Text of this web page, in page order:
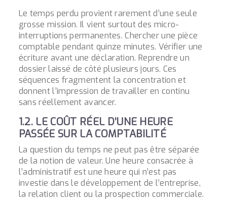
Le temps perdu provient rarement d’une seule
grosse mission. Il vient surtout des micro-
interruptions permanentes. Chercher une pièce
comptable pendant quinze minutes. Vérifier une
écriture avant une déclaration. Reprendre un
dossier laissé de côté plusieurs jours. Ces
séquences fragmentent la concentration et
donnent l’impression de travailler en continu
sans réellement avancer.
1.2. LE COÛT RÉEL D’UNE HEURE
PASSÉE SUR LA COMPTABILITÉ
La question du temps ne peut pas être séparée
de la notion de valeur. Une heure consacrée à
l’administratif est une heure qui n’est pas
investie dans le développement de l’entreprise,
la relation client ou la prospection commerciale.